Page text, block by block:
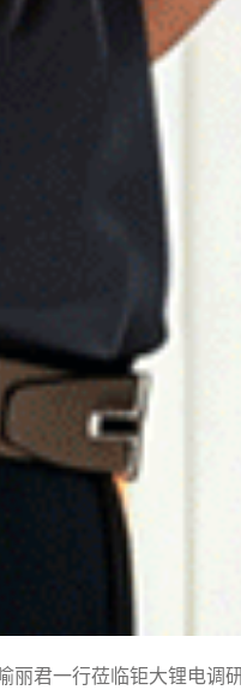
丽君一行莅临钜大锂电调